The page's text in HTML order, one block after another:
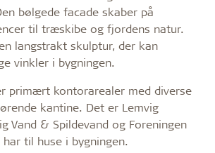
bølgede facade skaber på
til træskibe og fjordens natur.
langstrakt skulptur, der kan
vinkler i bygningen.
primært kontorarealer med diverse
kantine. Det er Lemvig
Vand & Spildevand og Foreningen
til huse i bygningen.